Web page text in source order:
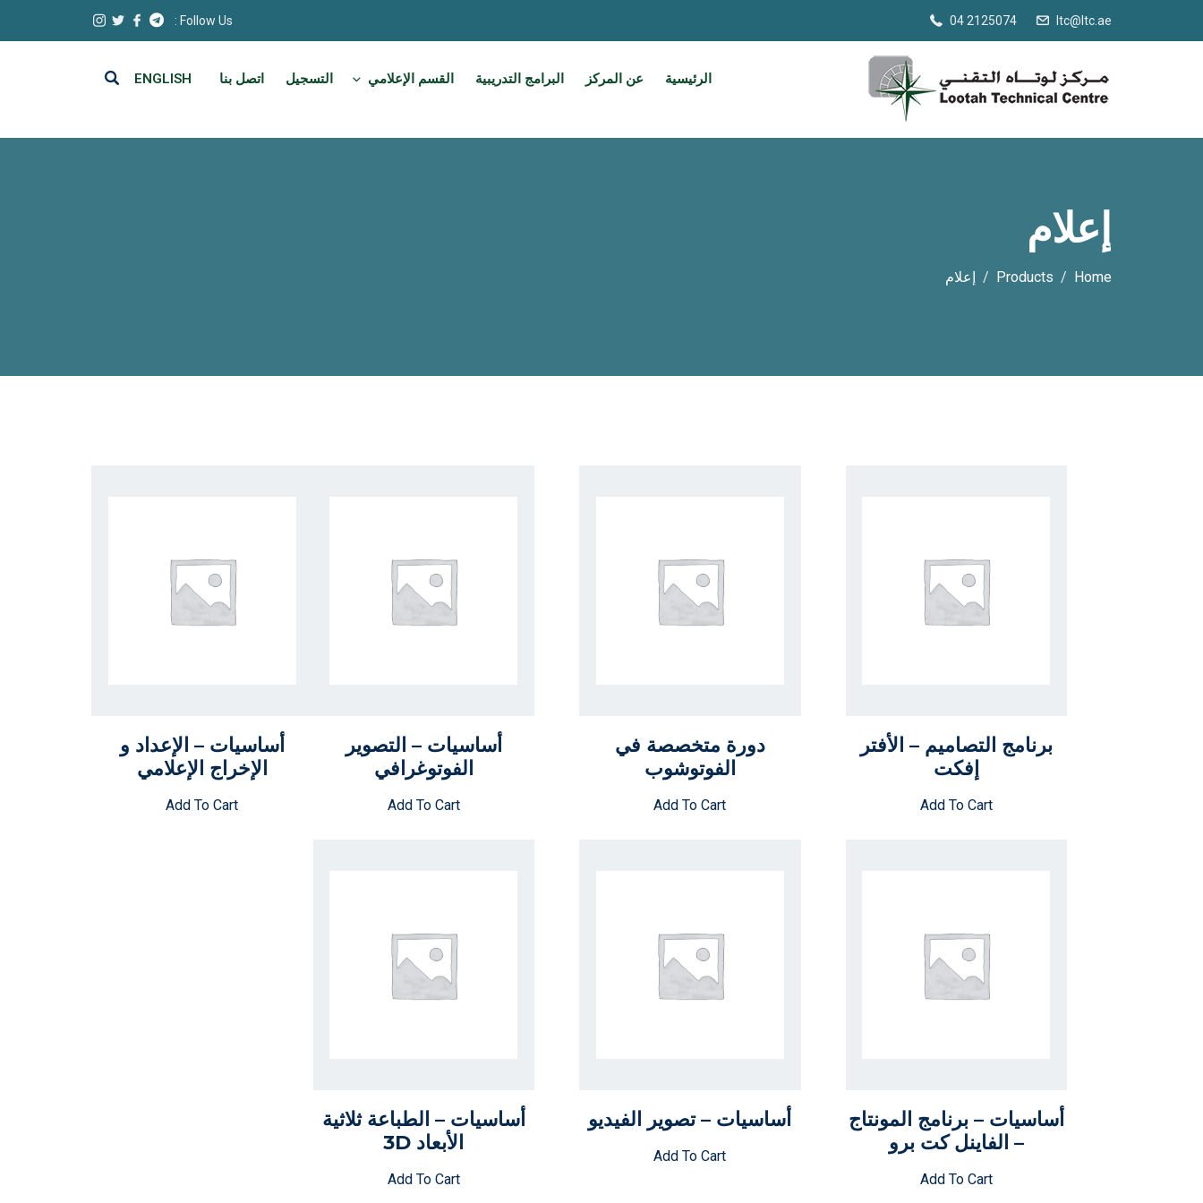
ltc@ltc.ae
04 2125074
Follow Us :
الرئيسية عن المركز البرامج التدريبية القسم الإعلامي التسجيل اتصل بنا ENGLISH
إعلام
Home
Products إعلام
برنامج التصاميم – الأفتر
إفكت
Add To Cart
دورة متخصصة في
الفوتوشوب
Add To Cart
أساسيات – التصوير
الفوتوغرافي
Add To Cart
أساسيات – الإعداد و
الإخراج الإعلامي
Add To Cart
أساسيات – برنامج المونتاج
– الفاينل كت برو
Add To Cart
أساسيات – تصوير الفيديو
Add To Cart
أساسيات – الطباعة ثلاثية
الأبعاد 3D
Add To Cart